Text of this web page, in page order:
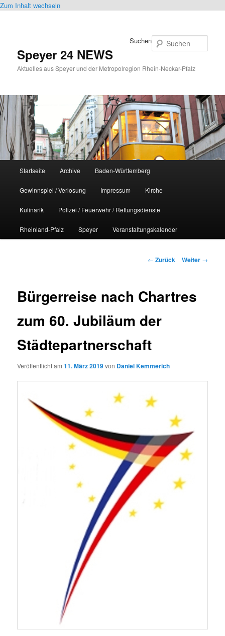
Zum Inhalt wechseln
Speyer 24 NEWS
Aktuelles aus Speyer und der Metropolregion Rhein-Neckar-Pfalz
Suchen
Startseite Archive Baden-Württemberg
Gewinnspiel / Verlosung Impressum Kirche
Kulinarik Polizei / Feuerwehr / Rettungsdienste
Rheinland-Pfalz Speyer Veranstaltungskalender
Beitrags-
← Zurück Weiter →
Bürgerreise nach Chartres
zum 60. Jubiläum der
Städtepartnerschaft
Veröffentlicht am11. März 2019von Daniel Kemmerich